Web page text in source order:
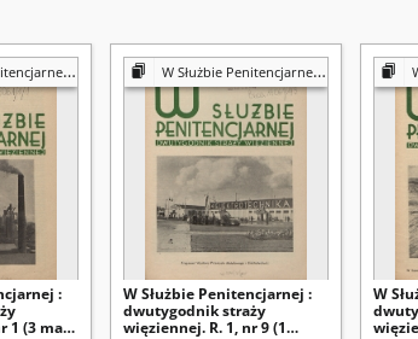
straży więziennej
:
1 (3 maja
W Służbie Penitencjarnej : dwutygodnik straży więziennej
W Służbie Penitencjarnej :
dwutygodnik straży
więziennej. R. 1, nr 9 (1
W